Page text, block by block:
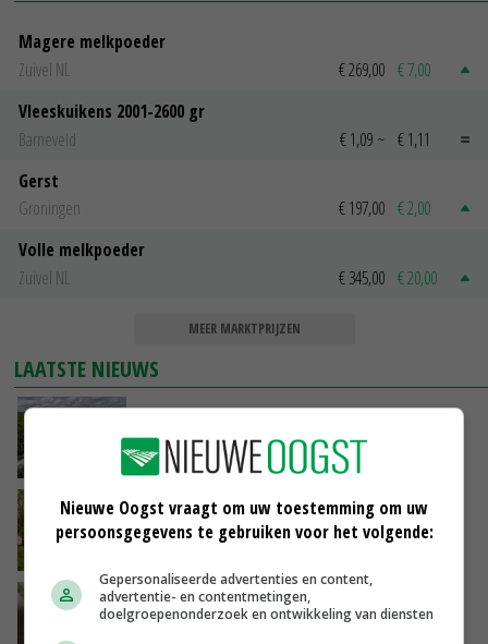
Magere melkpoeder
Zuivel NL
€ 269,00 € 7,00
Vleeskuikens 2001-2600 gr
Barneveld
€ 1,09 ~ € 1,11
Gerst
Groningen
€ 197,00 € 2,00
Volle melkpoeder
Zuivel NL
€ 345,00 € 20,00
MEER MARKTPRIJZEN
LAATSTE NIEUWS
‘Iedere keer wil je het beter doen’
VANDAAG, 10:03
Hoeve Schaffersberg: basis voor vindingrijke
verbreders
‘Samenwerking A-ware en Amalthea gaat
zorgen voor meer balans’
Nieuwe Oogst vraagt om uw toestemming om uw
persoonsgegevens te gebruiken voor het volgende:
Gepersonaliseerde advertenties en content,
advertentie- en contentmetingen,
doelgroepenonderzoek en ontwikkeling van diensten